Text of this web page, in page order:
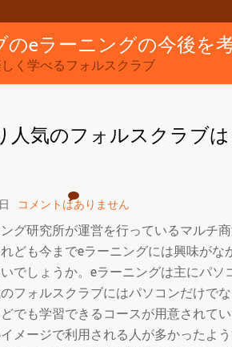
eラーニングの今後を
く学べるフォルスクラブ
人気のフォルスクラブ
コメントはありません
グ研究所が運営を行っているマルチ
ども今までeラーニングには興味がな
でしょうか。eラーニングは主にパ
フォルスクラブにはパソコンだけで
でも学習できるコースが用意されて
メージで利用される人が多かったよ